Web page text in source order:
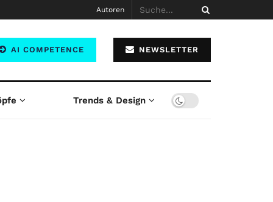
Autoren
AI COMPETENCE NEWSLETTER
Trends & Design